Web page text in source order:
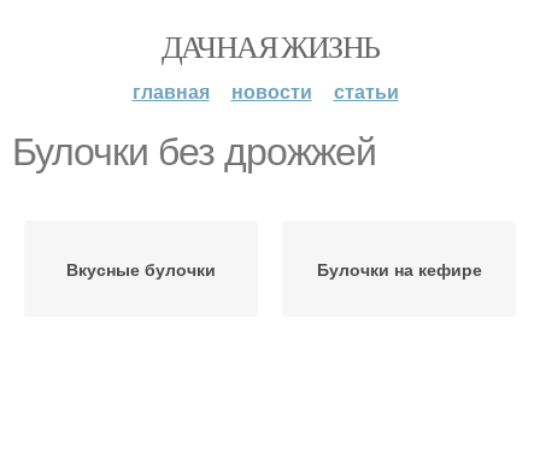
ДАЧНАЯ ЖИЗНЬ
главная новости статьи
Булочки без дрожжей
Вкусные булочки Булочки на кефире